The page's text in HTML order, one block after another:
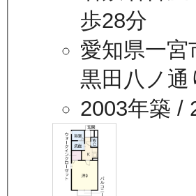
歩28分
愛知県一宮
黒田八ノ通
2003年築 /